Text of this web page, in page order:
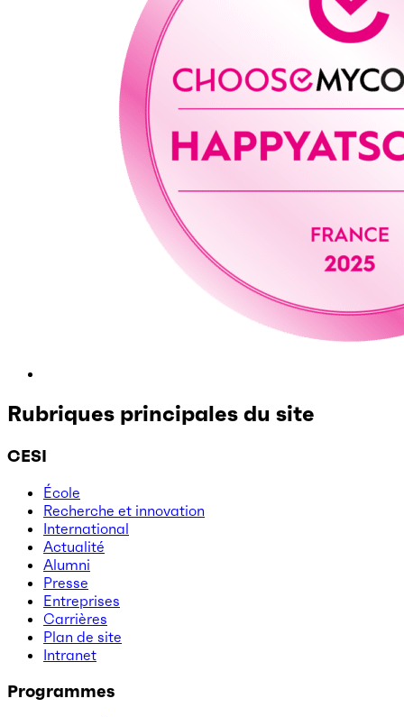
Rubriques principales du site
CESI
École
Recherche et innovation
International
Actualité
Alumni
Presse
Entreprises
Carrières
Plan de site
Intranet
Programmes